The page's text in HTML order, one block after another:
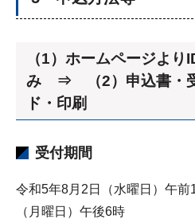
（1）ホームページよ
み ⇒ （2）申込書・受
ド・印刷
受付期間
令和5年8月2日（水曜日）午前
（月曜日）午後6時